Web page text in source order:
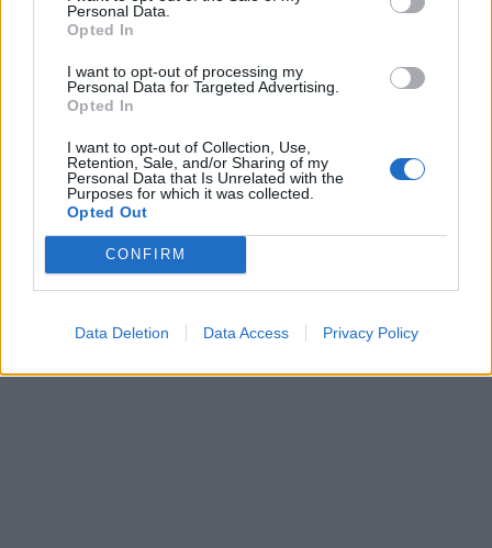
Personal Data.
Opted In
I want to opt-out of processing my
Personal Data for Targeted Advertising.
Opted In
I want to opt-out of Collection, Use,
Retention, Sale, and/or Sharing of my
Personal Data that Is Unrelated with the
Purposes for which it was collected.
Opted Out
CONFIRM
Data Deletion Data Access Privacy Policy
In evidenza